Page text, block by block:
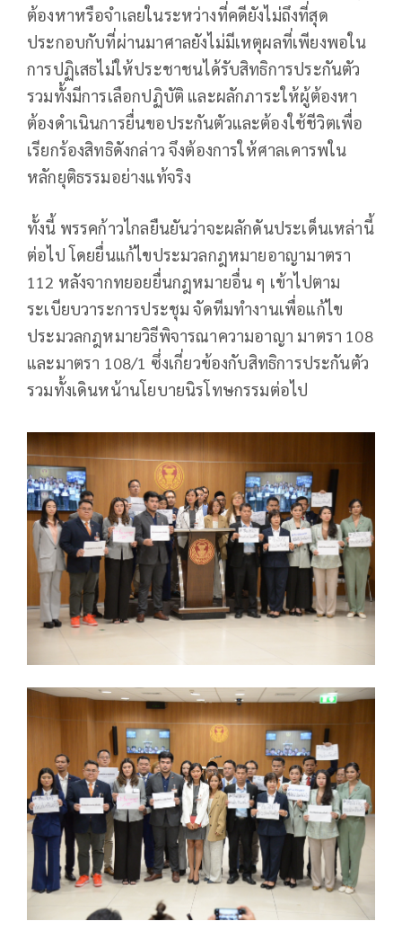
ต้องหาหรือจำเลยในระหว่างที่คดียังไม่ถึงที่สุด
ประกอบกับที่ผ่านมาศาลยังไม่มีเหตุผลที่เพียงพอใน
การปฏิเสธไม่ให้ประชาชนได้รับสิทธิการประกันตัว
รวมทั้งมีการเลือกปฏิบัติ และผลักภาระให้ผู้ต้องหา
ต้องดำเนินการยื่นขอประกันตัวและต้องใช้ชีวิตเพื่อ
เรียกร้องสิทธิดังกล่าว จึงต้องการให้ศาลเคารพใน
หลักยุติธรรมอย่างแท้จริง
ทั้งนี้ พรรคก้าวไกลยืนยันว่าจะผลักดันประเด็นเหล่านี้
ต่อไป โดยยื่นแก้ไขประมวลกฎหมายอาญามาตรา
112 หลังจากทยอยยื่นกฎหมายอื่น ๆ เข้าไปตาม
ระเบียบวาระการประชุม จัดทีมทำงานเพื่อแก้ไข
ประมวลกฎหมายวิธีพิจารณาความอาญา มาตรา 108
และมาตรา 108/1 ซึ่งเกี่ยวข้องกับสิทธิการประกันตัว
รวมทั้งเดินหน้านโยบายนิรโทษกรรมต่อไป